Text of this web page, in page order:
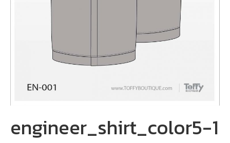
engineer_shirt_color5-1